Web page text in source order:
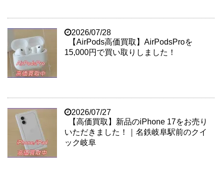
2026/07/28
【AirPods高価買取】AirPodsProを
15,000円で買い取りしました！
2026/07/27
【高価買取】新品のiPhone 17をお売り
いただきました！｜名鉄岐阜駅前のクイ
ック岐阜